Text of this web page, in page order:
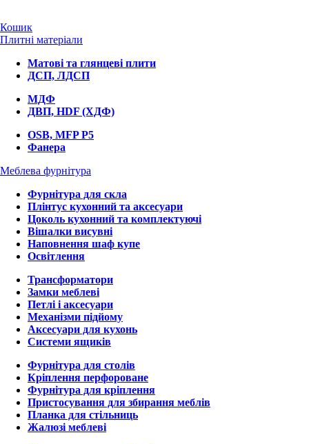
Кошик
Плитні матеріали
Матові та глянцеві плити
ДСП, ЛДСП
МДФ
ДВП, HDF (ХДФ)
OSB, MFP P5
Фанера
Меблева фурнітура
Фурнітура для скла
Плінтус кухонний та аксесуари
Цоколь кухонний та комплектуючі
Вішалки висувні
Наповнення шаф купе
Освітлення
Трансформатори
Замки меблеві
Петлі і аксесуари
Механізми підйому
Аксесуари для кухонь
Системи ящиків
Фурнітура для столів
Кріплення перфороване
Фурнітура для кріплення
Пристосування для збирання меблів
Планка для стільниць
Жалюзі меблеві